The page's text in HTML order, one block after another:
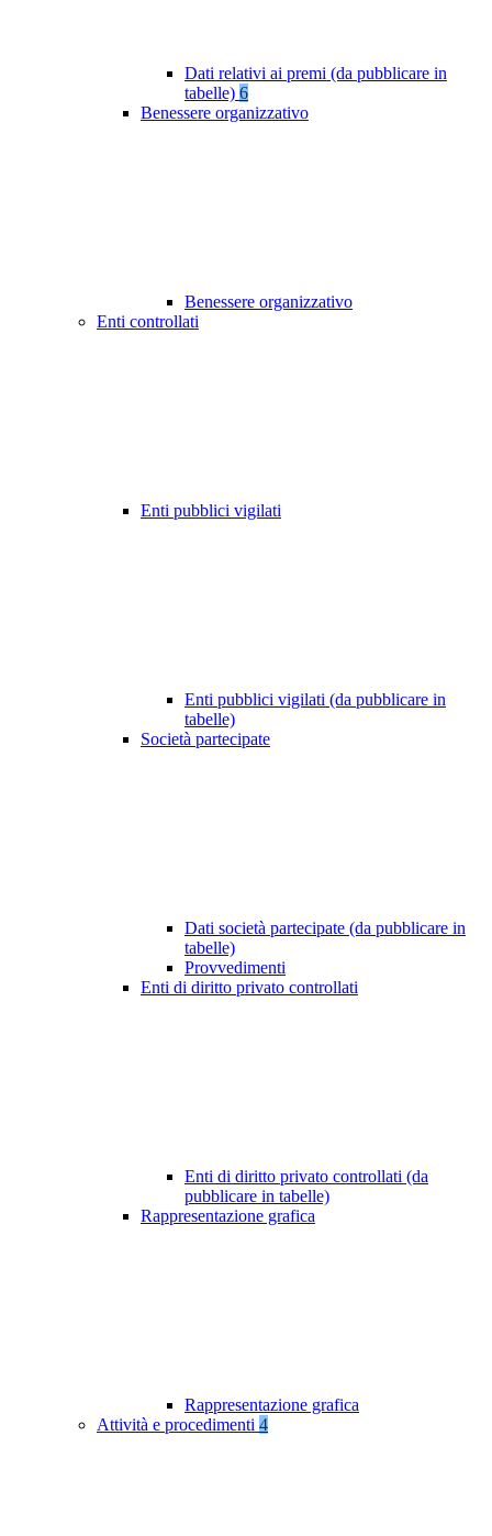
Dati relativi ai premi (da pubblicare in
tabelle) 6
Benessere organizzativo
Benessere organizzativo
Enti controllati
Enti pubblici vigilati
Enti pubblici vigilati (da pubblicare in
tabelle)
Società partecipate
Dati società partecipate (da pubblicare in
tabelle)
Provvedimenti
Enti di diritto privato controllati
Enti di diritto privato controllati (da
pubblicare in tabelle)
Rappresentazione grafica
Rappresentazione grafica
Attività e procedimenti 4